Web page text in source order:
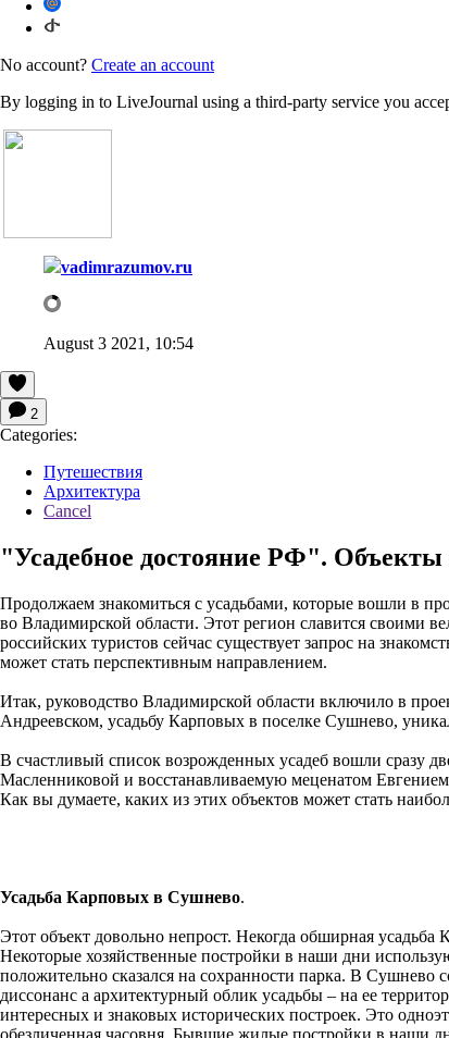
No account? Create an account
By logging in to LiveJournal using a third-party service you
vadimrazumov.ru
August 3 2021, 10:54
2
Categories:
Путешествия
Архитектура
Cancel
"Усадебное достояние РФ". Объекты
Продолжаем знакомиться с усадьбами, которые вошли в
во Владимирской области. Этот регион славится своими
российских туристов сейчас существует запрос на
может стать перспективным направлением.
Итак, руководство Владимирской области включило в
Андреевском, усадьбу Карповых в поселке Сушнево,
В счастливый список возрожденных усадеб вошли сразу
Масленниковой и восстанавливаемую меценатом
Как вы думаете, каких из этих объектов может стать
Усадьба Карповых в Сушнево.
Этот объект довольно непрост. Некогда обширная
Некоторые хозяйственные постройки в наши дни
положительно сказался на сохранности парка. В Сушнево
диссонанс а архитектурный облик усадьбы – на ее
интересных и знаковых исторических построек. Это
обезличенная часовня. Бывшие жилые постройки в наши